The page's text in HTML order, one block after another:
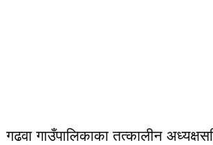
गढवा गाउँपालिकाका तत्कालीन